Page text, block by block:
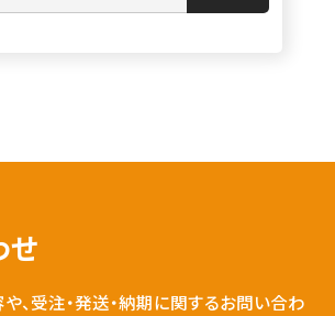
せ
、受注・発送・納期に関するお問い合わ